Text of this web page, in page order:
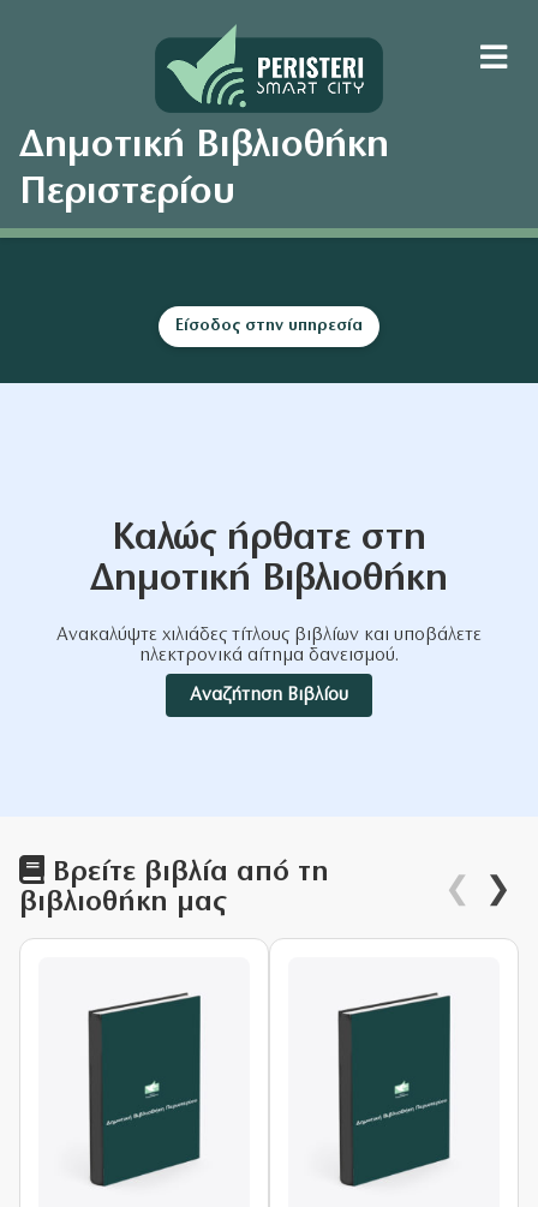
Δημοτική Βιβλιοθήκη
Περιστερίου
Είσοδος στην υπηρεσία
Καλώς ήρθατε στη
Δημοτική Βιβλιοθήκη
Ανακαλύψτε χιλιάδες τίτλους βιβλίων και υποβάλετε
ηλεκτρονικά αίτημα δανεισμού.
Αναζήτηση Βιβλίου
Βρείτε βιβλία από τη
βιβλιοθήκη μας
❮ ❯